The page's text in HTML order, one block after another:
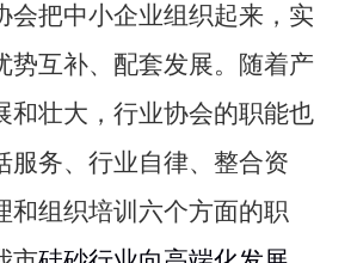
会把中小企业组织起来，实
势互补、配套发展。随着产
和壮大，行业协会的职能也
服务、行业自律、整合资
和组织培训六个方面的职